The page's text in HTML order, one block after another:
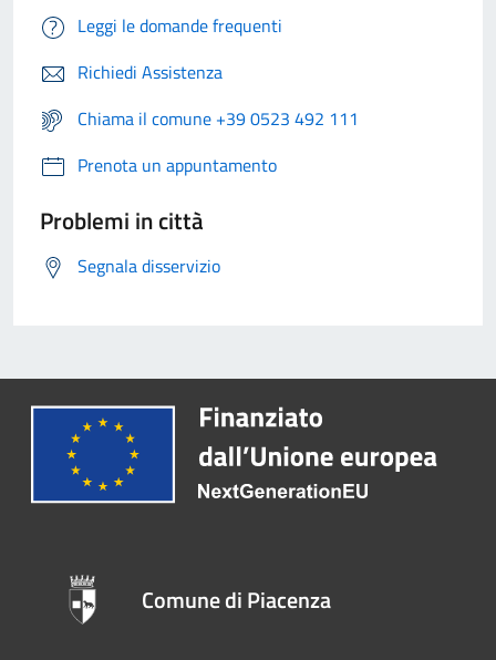
Leggi le domande frequenti
Richiedi Assistenza
Chiama il comune +39 0523 492 111
Prenota un appuntamento
Problemi in città
Segnala disservizio
Comune di Piacenza